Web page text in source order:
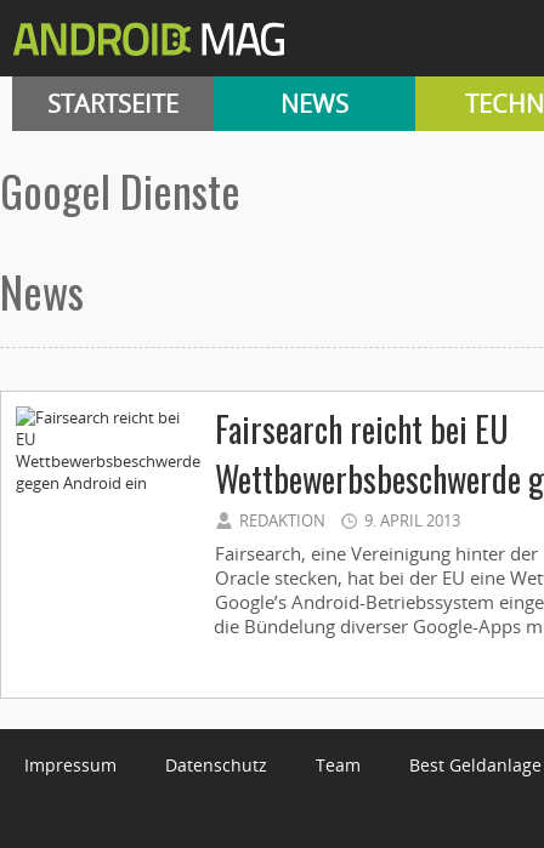
STARTSEITE NEWS
Googel Dienste
News
Fairsearch reicht bei EU
Wettbewerbsbeschwerde
REDAKTION 9. APRIL 2013
Fairsearch, eine Vereinigung hinter
Oracle stecken, hat bei der EU eine
Google’s Android-Betriebssystem
die Bündelung diverser Google-Apps
Impressum Datenschutz Team Best Geldanlage